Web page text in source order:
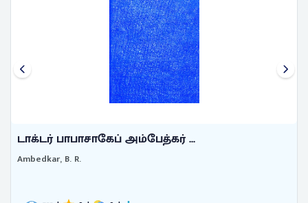
டாக்டர் பாபாசாகேப் அம்பேத்கர் ...
Ambedkar, B. R.